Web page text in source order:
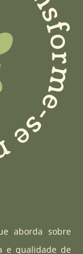
aborda sobre
e qualidade de